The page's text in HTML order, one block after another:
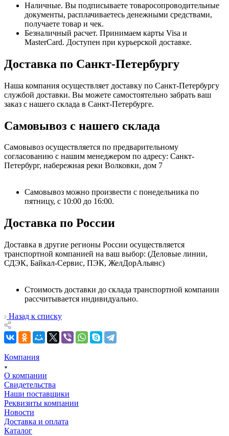
Наличные. Вы подписываете товаросопроводительные
документы, расплачиваетесь денежными средствами,
получаете товар и чек.
Безналичный расчет. Принимаем карты Visa и
MasterCard. Доступен при курьерской доставке.
Доставка по Санкт-Петербургу
Наша компания осуществляет доставку по Санкт-Петербургу
службой доставки. Вы можете самостоятельно забрать ваш
заказ с нашего склада в Санкт-Петербурге.
Самовывоз с нашего склада
Самовывоз осуществляется по предварительному
согласованию с нашим менеджером по адресу: Санкт-
Петербург, набережная реки Волковки, дом 7
Самовывоз можно произвести с понедельника по
пятницу, с 10:00 до 16:00.
Доставка по России
Доставка в другие регионы России осуществляется
транспортной компанией на ваш выбор: (Деловые линии,
СДЭК, Байкал-Сервис, ПЭК, ЖелДорАльянс)
Стоимость доставки до склада транспортной компании
рассчитывается индивидуально.
Назад к списку
Компания
О компании
Свидетельства
Наши поставщики
Реквизиты компании
Новости
Доставка и оплата
Каталог